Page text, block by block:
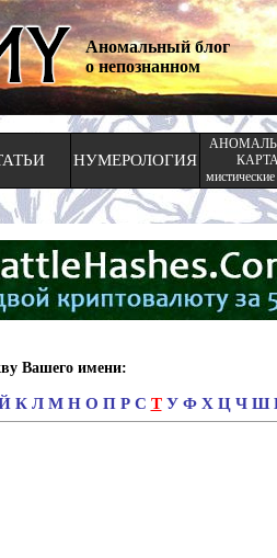
Аномальный блог
о непознанном
НУМЕРОЛОГИЯ
Вашего имени:
К Л М Н О П Р С Т У Ф Х Ц Ч Ш